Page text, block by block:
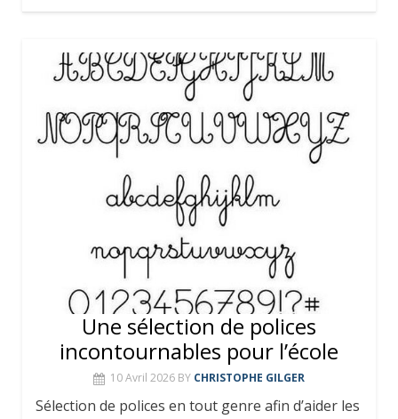
Une sélection de polices
incontournables pour l’école
10 Avril 2026 BY CHRISTOPHE GILGER
Sélection de polices en tout genre afin d’aider les